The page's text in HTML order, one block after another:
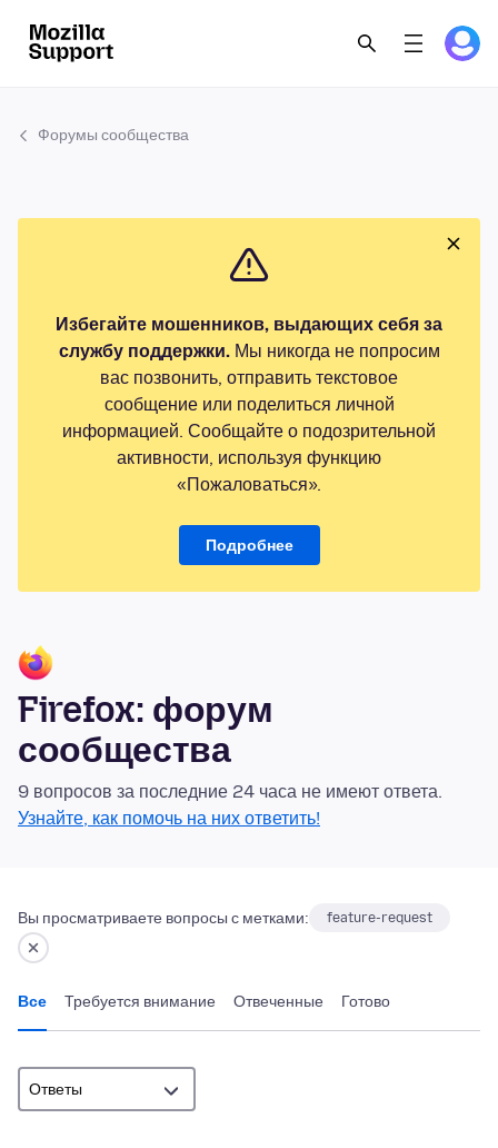
Форумы сообщества
Избегайте мошенников, выдающих себя за
службу поддержки.Мы никогда не попросим
вас позвонить, отправить текстовое
сообщение или поделиться личной
информацией. Сообщайте о подозрительной
активности, используя функцию
«Пожаловаться».
Подробнее
Firefox: форум
сообщества
9 вопросов за последние 24 часа не имеют ответа.
Узнайте, как помочь на них ответить!
Вы просматриваете вопросы с метками: feature-request
Все Требуется внимание Отвеченные Готово